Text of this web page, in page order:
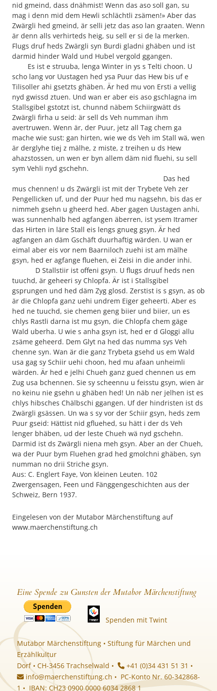
nid gmeind, dass dnähmist! Wenn das aso soll gan, su
mag i denn mid dem Hewli schlächtli zsämen!» Aber das
Zwärgli hed gmeind, är selli jetz das aso lan graaten. Wenn
är denn alls verhirteds heig, su sell er si de la merken.
Flugs druf heds Zwärgli syn Burdi gladni ghäben und ist
darmid hinder Wald und Hubel vergold ggangen.
Es ist e struuba, lenga Winter in ys s Telti choon. U
scho lang vor Uustagen hed ysa Puur das Hew bis uf e
Tilisoller ahi gsetzts ghäben. Är hed mu von Ersti a vellig
nyd gwissd ztuen. Und wan er aber eis aso gschlagna im
Stallsgibel gstotzt ist, chunnd näbem Schiirgwätt ds
Zwärgli firha u seid: är sell ds Veh numman ihm
avertruwen. Wenn är, der Puur, jetz all Tag chem ga
mache wie sust: gan hirten, wie we ds Veh im Stall wä, wen
är derglyhe tiej z mälhe, z miste, z treihen u ds Hew
ahazstossen, un wen er byn allem däm nid fluehi, su sell
sym Vehli nyd gschehn.
Das hed
mus chennen! u ds Zwärgli ist mit der Trybete Veh zer
Pengellicken uf, und der Puur hed mu nagsehn, bis das er
nimmeh gsehn u gheerd hed. Aber gagen Uustagen anhi,
was sunnenhalb hed agfangen äberren, ist ysem Itramer
das Hirten in läre Stall eis lengs gnueg gsyn. Är hed
agfangen an däm Gschäft duurhaftig wärden. U wan er
eimal aber eis vor nem Baarniloch zuehi ist am mälhe
gsyn, hed er agfange fluehen, ei Zeisi in die ander inhi.
D Stallstiir ist offeni gsyn. U flugs druuf heds nen
tuuchd, är geheeri sy Chlopfa. Är ist i Stallsgibel
gsprungen und hed däm Zyg glosd. Zerstist is s gsyn, as ob
är die Chlopfa ganz uehi undrem Eiger geheerti. Aber es
hed ne tuuchd, sie chemen geng biier und biier, un es
chlys Rastli darna ist mu gsyn, die Chlopfa chem gäge
Wald uberha. U wie s anha gsyn ist, hed er d Gloggi allu
zsäme geheerd. Dem Glyt na hed das numma sys Veh
chenne syn. Wan är die ganz Trybeta gsehd us em Wald
usa gag sy Schiir uehi choon, hed mu afaan unheimli
wärden. Är hed e jelhi Chueh ganz gued chennen us em
Zug usa bchennen. Sie sy scheennu u feisstu gsyn, wien är
no keinu nie gsehn u ghäben hed! Un näb ner jelhen ist es
chlys hibsches Chälbschi ggangen. Uf der hindristen ist ds
Zwärgli gsässen. Un wa s sy vor der Schiir gsyn, heds zem
Puur gseid: Hättist nid gfluehed, su hätt i der ds Veh
lenger bhäben, ud der leste Chueh wä nyd gschehn.
Darmid ist ds Zwärgli niena meh gsyn. Aber an der Chueh,
wa der Puur bym Fluehen grad hed gmolchni ghäben, syn
numman no drii Striche gsyn.
Aus: C. Englert Faye, Von kleinen Leuten. 102
Zwergensagen, Feen und Fänggengeschichten aus der
Schweiz, Bern 1937.
Eingelesen von der Mutabor Märchenstiftung auf
www.maerchenstiftung.ch
Eine Spende zu Gunsten der Mutabor Märchenstiftung
Spenden mit Twint
Mutabor Märchenstiftung • Stiftung für Märchen und
Erzählkultur
Dorf • CH-3456 Trachselwald •
+41 (0)34 431 51 31 •
info@maerchenstiftung.ch • PC-Konto Nr. 60-342868-
1 • IBAN: CH23 0900 0000 6034 2868 1